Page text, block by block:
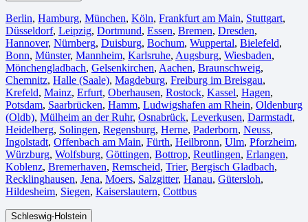
Berlin⁠, Hamburg, München, Köln⁠, Frankfurt am Main, Stuttgart,
Düsseldorf, Leipzig, Dortmund, Essen, Bremen, Dresden,
Hannover, Nürnberg, Duisburg⁠, Bochum, Wuppertal⁠, Bielefeld⁠,
Bonn⁠, Münster⁠, Mannheim, Karlsruhe, Augsburg, Wiesbaden⁠,
Mönchengladbach⁠, Gelsenkirchen⁠, Aachen⁠, Braunschweig,
Chemnitz⁠, Halle (Saale)⁠, Magdeburg, Freiburg im Breisgau⁠,
Krefeld⁠, Mainz⁠, Erfurt, Oberhausen⁠, Rostock⁠, Kassel⁠, Hagen,
Potsdam, Saarbrücken⁠, Hamm, Ludwigshafen am Rhein⁠, Oldenburg
(Oldb), Mülheim an der Ruhr, Osnabrück⁠, Leverkusen, Darmstadt⁠,
Heidelberg, Solingen, Regensburg, Herne⁠, Paderborn, Neuss,
Ingolstadt, Offenbach am Main, Fürth⁠, Heilbronn, Ulm⁠, Pforzheim,
Würzburg, Wolfsburg⁠, Göttingen, Bottrop, Reutlingen, Erlangen⁠,
Koblenz, Bremerhaven⁠, Remscheid, Trier⁠, Bergisch Gladbach,
Recklinghausen, Jena⁠, Moers⁠, Salzgitter⁠, Hanau, Gütersloh,
Hildesheim⁠, Siegen⁠, Kaiserslautern⁠, Cottbus⁠
Schleswig-Holstein